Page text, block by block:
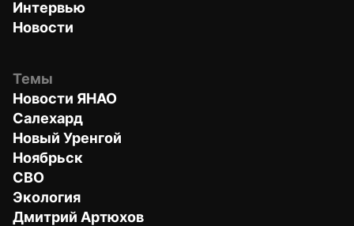
Интервью
Новости
Темы
Новости ЯНАО
Салехард
Новый Уренгой
Ноябрьск
СВО
Экология
Дмитрий Артюхов